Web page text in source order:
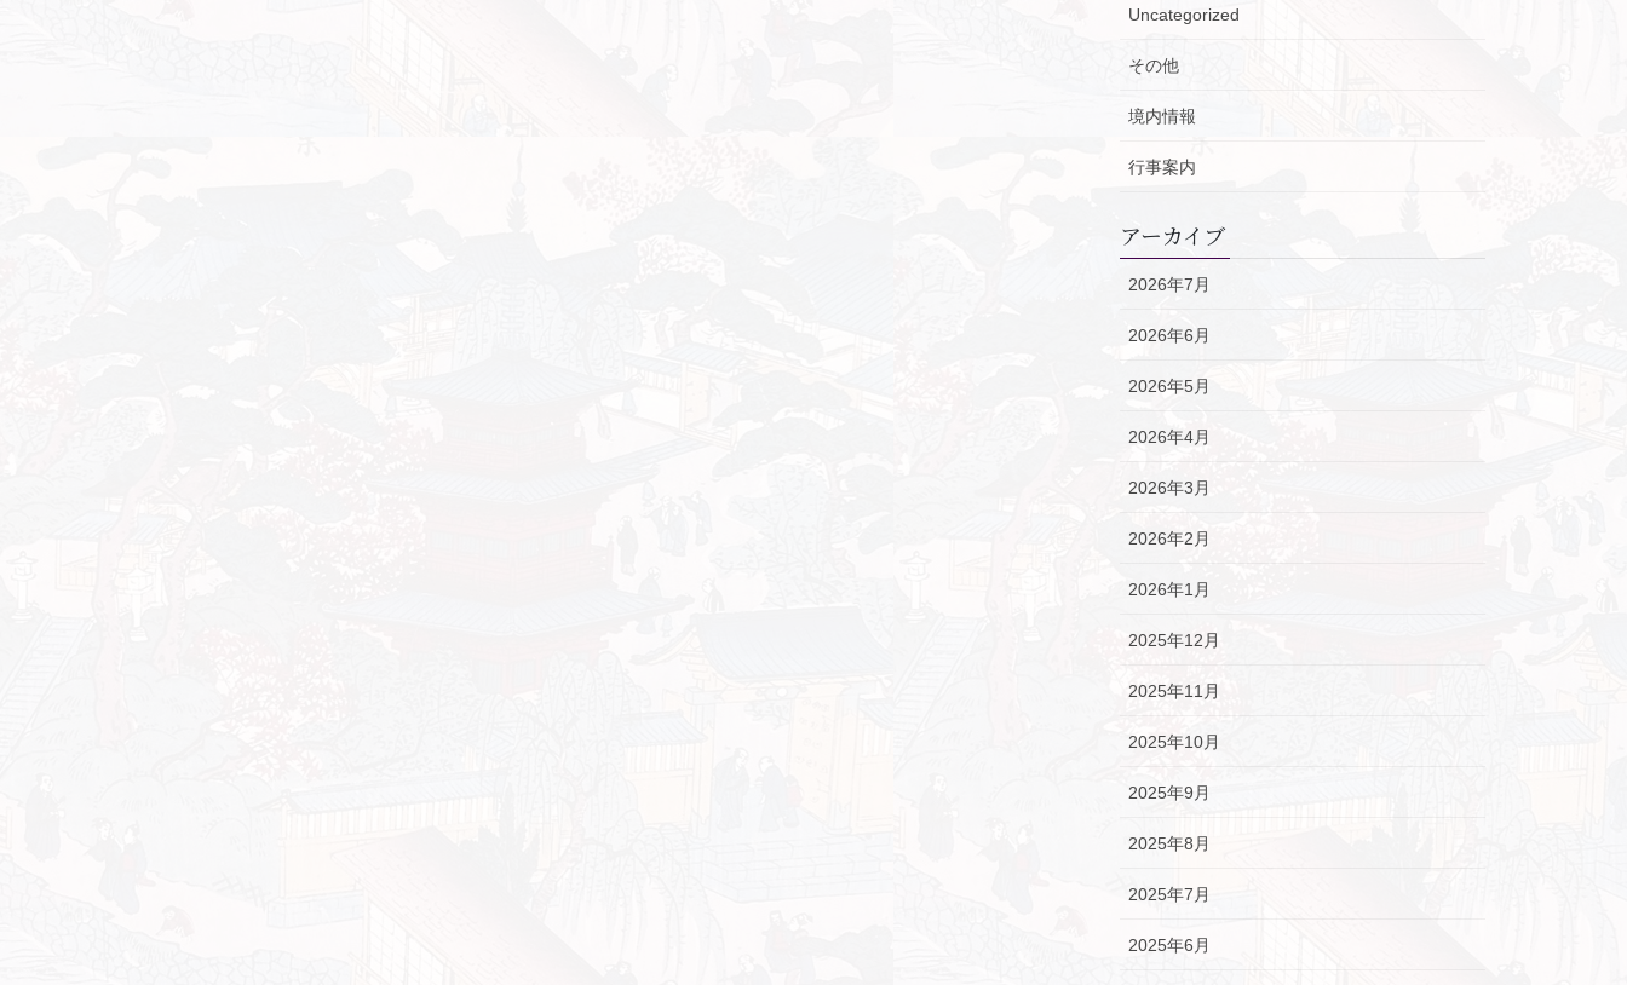
Uncategorized
その他
境内情報
行事案内
アーカイブ
2026年7月
2026年6月
2026年5月
2026年4月
2026年3月
2026年2月
2026年1月
2025年12月
2025年11月
2025年10月
2025年9月
2025年8月
2025年7月
2025年6月